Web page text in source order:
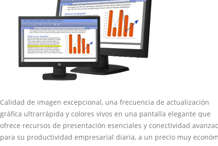
Calidad de imagen excepcional, una frecuencia de actualización
gráfica ultrarrápida y colores vivos en una pantalla elegante que
ofrece recursos de presentación esenciales y conectividad
para su productividad empresarial diaria, a un precio muy